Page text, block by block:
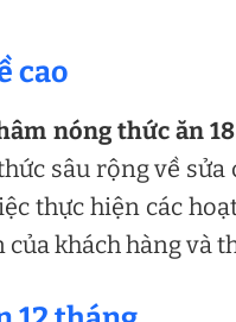
cao
nóng thức ăn
sâu rộng về sửa
thực hiện các
khách hàng và